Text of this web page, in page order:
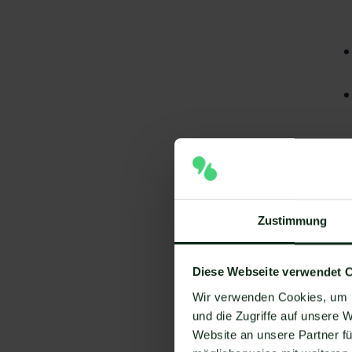
Zustimmung
Diese Webseite verwendet
Wir verwenden Cookies,
und die Zugriffe auf unsere
Website an unsere Partner